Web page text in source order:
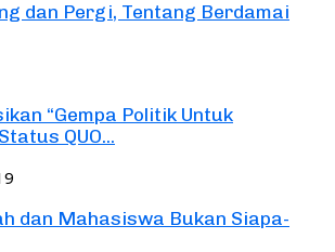
dan Pergi, Tentang Berdamai
“Gempa Politik Untuk
QUO...
dan Mahasiswa Bukan Siapa-